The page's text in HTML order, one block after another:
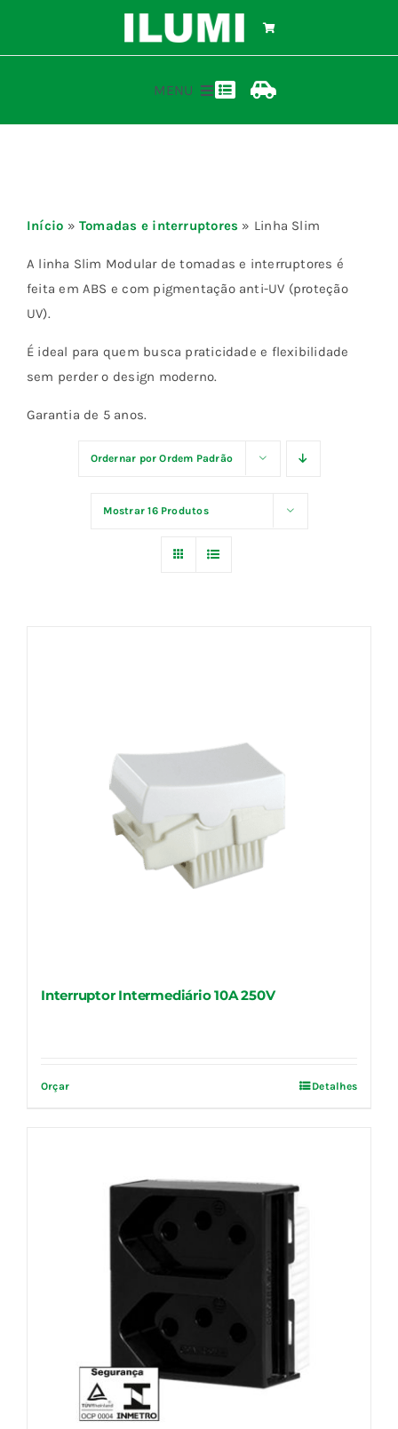
o
MENU
Representantes
Blog
Rastreamento de Pedidos
Toggle
Navigation
Toggle
Navigation
Início »Tomadas e interruptores » Linha Slim
A linha Slim Modular de tomadas e interruptores é
feita em ABS e com pigmentação anti-UV (proteção
UV).
É ideal para quem busca praticidade e flexibilidade
sem perder o design moderno.
Garantia de 5 anos.
Ordernar porOrdem Padrão
Mostrar16 Produtos
Interruptor Intermediário 10A 250V
Orçar Detalhes